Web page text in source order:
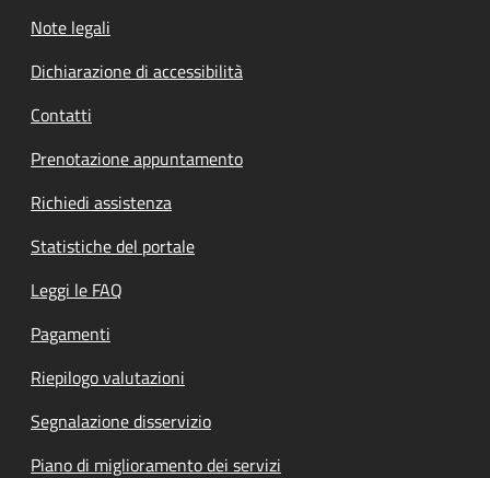
Note legali
Dichiarazione di accessibilità
Contatti
Prenotazione appuntamento
Richiedi assistenza
Statistiche del portale
Leggi le FAQ
Pagamenti
Riepilogo valutazioni
Segnalazione disservizio
Piano di miglioramento dei servizi